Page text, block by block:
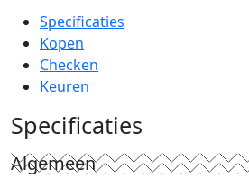
Specificaties
Kopen
Checken
Keuren
Specificaties
Algemeen